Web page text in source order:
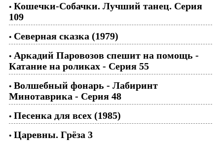
• Кошечки-Собачки. Лучший танец. Серия
109
• Северная сказка (1979)
• Аркадий Паровозов спешит на помощь -
Катание на роликах - Серия 55
• Волшебный фонарь - Лабиринт
Минотаврика - Серия 48
• Песенка для всех (1985)
• Царевны. Грёза 3